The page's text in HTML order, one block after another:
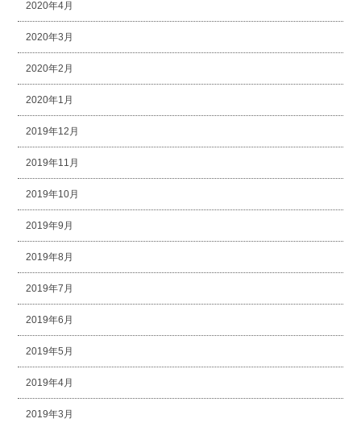
2020年4月
2020年3月
2020年2月
2020年1月
2019年12月
2019年11月
2019年10月
2019年9月
2019年8月
2019年7月
2019年6月
2019年5月
2019年4月
2019年3月